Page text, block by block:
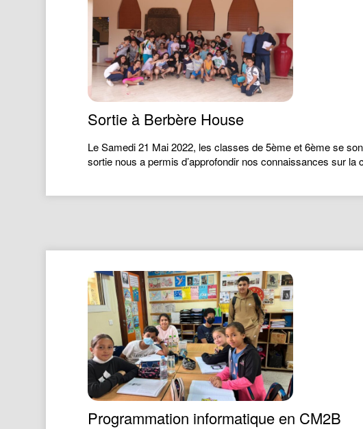
Sortie à Berbère House
Le Samedi 21 Mai 2022, les classes de 5ème et 6ème se
sortie nous a permis d’approfondir nos connaissances sur
Programmation informatique en CM2B